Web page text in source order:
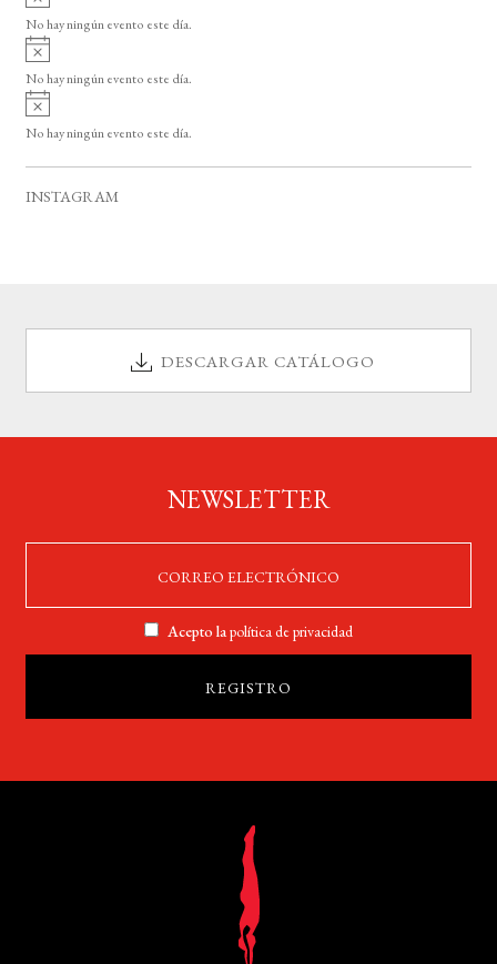
o
v
i
o
No hay ningún evento este día.
A
v
i
o
No hay ningún evento este día.
A
v
i
No hay ningún evento este día.
INSTAGRAM
DESCARGAR CATÁLOGO
NEWSLETTER
Acepto lapolítica de privacidad